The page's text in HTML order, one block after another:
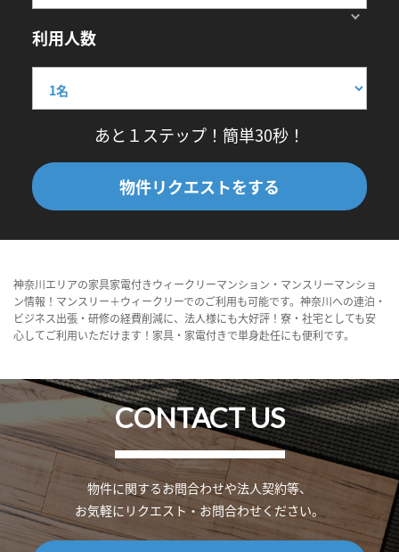
利用人数
あと１ステップ！簡単30秒！
物件リクエストをする
神奈川エリアの家具家電付きウィークリーマンション・マンスリーマンショ
ン情報！マンスリー＋ウィークリーでのご利用も可能です。神奈川への連泊・
ビジネス出張・研修の経費削減に、法人様にも大好評！寮・社宅としても安
心してご利用いただけます！家具・家電付きで単身赴任にも便利です。
CONTACT US
物件に関するお問合わせや法人契約等、
お気軽にリクエスト・お問合わせください。